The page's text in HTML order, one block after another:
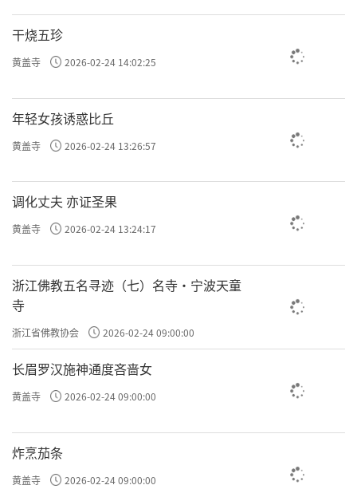
干烧五珍
黄盖寺 2026-02-24 14:02:25
年轻女孩诱惑比丘
黄盖寺 2026-02-24 13:26:57
调化丈夫 亦证圣果
黄盖寺 2026-02-24 13:24:17
浙江佛教五名寻迹（七）名寺·宁波天童
寺
浙江省佛教协会 2026-02-24 09:00:00
长眉罗汉施神通度吝啬女
黄盖寺 2026-02-24 09:00:00
炸烹茄条
黄盖寺 2026-02-24 09:00:00